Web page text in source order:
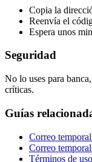
Copia la
Reenvía el
Espera unos
Seguridad
No lo uses para
críticas.
Guías
Correo
Correo
Términos de uso